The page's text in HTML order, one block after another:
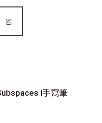
I手寫筆